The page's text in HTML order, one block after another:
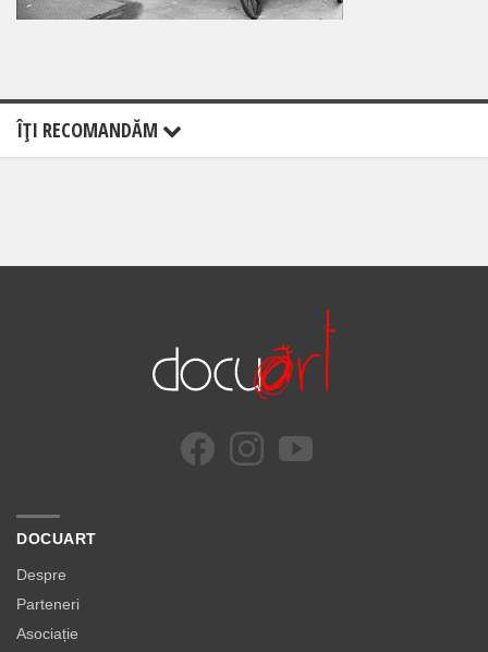
ÎŢI RECOMANDĂM
DOCUART
Despre
Parteneri
Asociație